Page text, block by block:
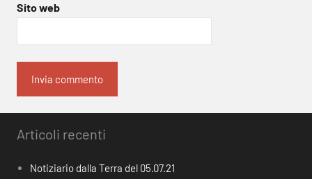
Sito web
Articoli recenti
Notiziario dalla Terra del 05.07.21